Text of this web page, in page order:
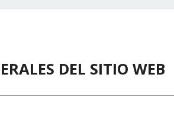
DEL SITIO WEB